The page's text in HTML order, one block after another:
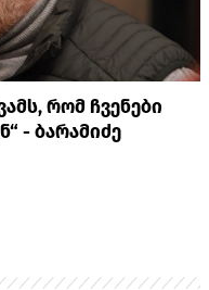
რომ ჩვენები
- ბარამიძე